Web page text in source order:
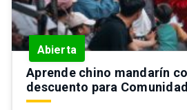
Abierta
Aprende chino mandarín
descuento para